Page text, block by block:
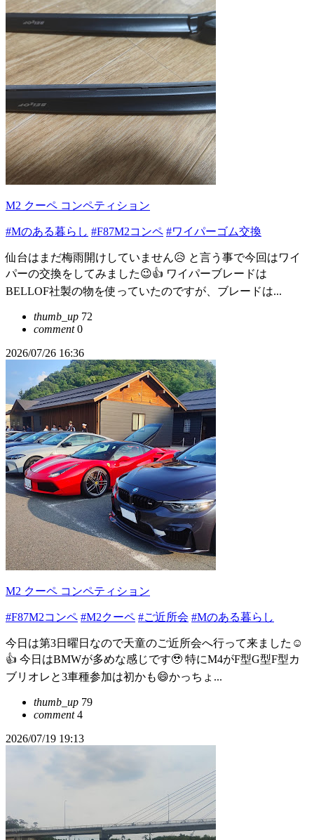
M2 クーペ コンペティション
#Mのある暮らし #F87M2コンペ #ワイパーゴム交換
仙台はまだ梅雨開けしていません😥 と言う事で今回はワイ
パーの交換をしてみました😉👍 ワイパーブレードは
BELLOF社製の物を使っていたのですが、ブレードは...
thumb_up 72
comment0
2026/07/26 16:36
M2 クーペ コンペティション
#F87M2コンペ #M2クーペ #ご近所会 #Mのある暮らし
今日は第3日曜日なので天童のご近所会へ行って来ました☺️
👍 今日はBMWが多めな感じです🥹 特にM4がF型G型F型カ
ブリオレと3車種参加は初かも😄かっちょ...
thumb_up 79
comment4
2026/07/19 19:13